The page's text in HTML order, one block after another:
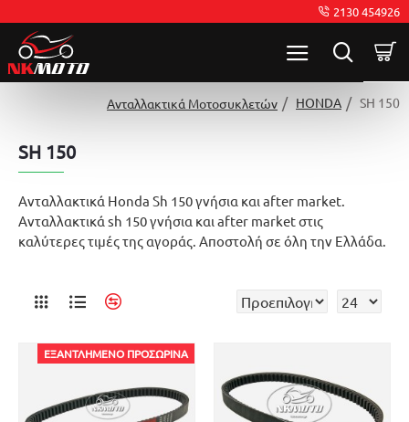
2130 454926
Ανταλλακτικά Μοτοσυκλετών HONDA SH 150
SH 150
Ανταλλακτικά Honda Sh 150 γνήσια και after market.
Ανταλλακτικά sh 150 γνήσια και after market στις
καλύτερες τιμές της αγοράς. Αποστολή σε όλη την Ελλάδα.
ΕΞΑΝΤΛΗΜΈΝΟ ΠΡΟΣΩΡΙΝΆ